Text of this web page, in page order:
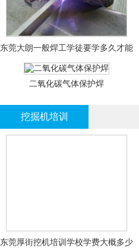
东莞大朗一般焊工学徒要学多久才能
拿证？
二氧化碳气体保护焊
挖掘机培训
东莞厚街挖机培训学校学费大概多少